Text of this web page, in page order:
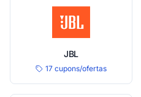
JBL
17 cupons/ofertas